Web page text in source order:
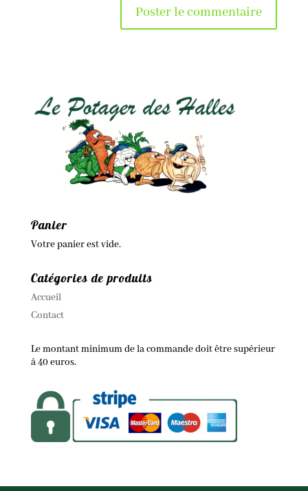
Panier
Votre panier est vide.
Catégories de produits
Accueil
Contact
Le montant minimum de la commande doit être supérieur
à 40 euros.